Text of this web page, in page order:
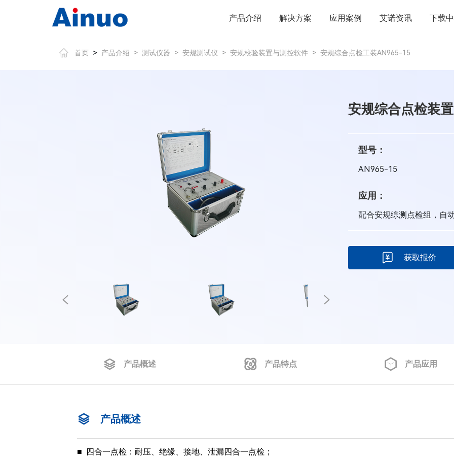
产品介绍 解决方案 应用案例 艾诺资讯 下载
首页 > 产品介绍 > 测试仪器 > 安规测试仪 > 安规校验装置与测控软件 > 安规综合点检工装AN965-15
安规综合点检装置
型号：
AN965-15
应用：
配合安规综测点检组，自
获取报价
产品概述 产品特点 产品应用
产品概述
■ 四合一点检：耐压、绝缘、接地、泄漏四合一点检；